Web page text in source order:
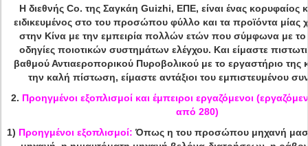
Η διεθνής Co. της Σαγκάη Guizhi, ΕΠΕ, είναι ένας κορυφαίος
ειδικευμένος στο του προσώπου φύλλο και τα προϊόντα
στην Κίνα με την εμπειρία πολλών ετών που σύμφωνα με το
οδηγίες ποιοτικών συστημάτων ελέγχου. Και είμαστε
βαθμού Αντιαεροπορικού Πυροβολικού με το εργαστήριο της
την καλή πίστωση, είμαστε αντάξιοι του εμπιστευμένου
2. Προηγμένοι εξοπλισμοί και έμπειροι εργαζόμενοι
από 280)
1) Προηγμένοι εξοπλισμοί:Όπως η του προσώπου μηχανή